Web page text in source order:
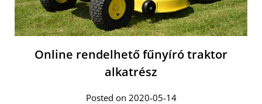
Online rendelhető fűnyíró traktor
alkatrész
Posted on 2020-05-14